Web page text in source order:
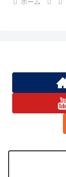
ホーム